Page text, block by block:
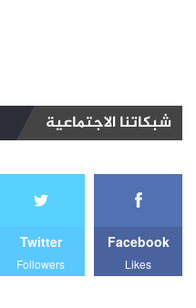
شبكاتنا الاجتماعية
Facebook
Likes
Twitter
Followers